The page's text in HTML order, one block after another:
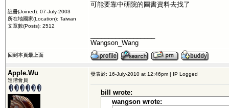
註冊(Joined): 07-July-2003
所在地國家(Location): Taiwan
文章數(Posts): 2512
可能要靠中研院的圖書資料去找了
Wangson_Wang
回到本頁最上面
Apple.Wu
進階會員
發表於: 16-July-2010 at 12:46pm | IP Logged
bill wrote:
wangson wrote: